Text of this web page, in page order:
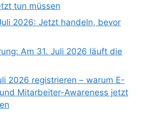
tun müssen
2026: Jetzt handeln, bevor
Am 31. Juli 2026 läuft die
2026 registrieren – warum E-
Mitarbeiter-Awareness jetzt